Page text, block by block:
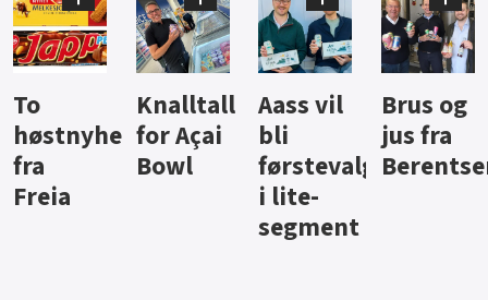
Knalltall
for Açai
Bowl
Aass vil
bli
førstevalg
Brus og
jus fra
Berentsen
Hard
iste fra
Hansa